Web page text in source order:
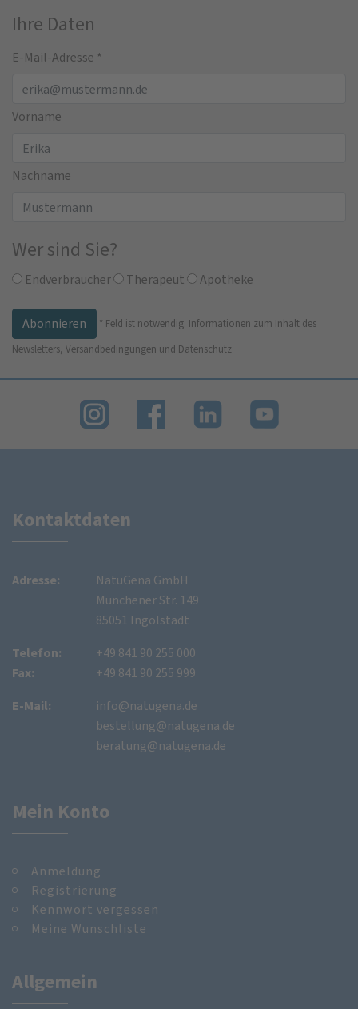
Ihre Daten
E-Mail-Adresse *
Vorname
Nachname
Wer sind Sie?
Endverbraucher Therapeut Apotheke
* Feld ist notwendig. Informationen zum Inhalt des
Newsletters, Versandbedingungen und Datenschutz
Kontaktdaten
Adresse:
NatuGena GmbH
Münchener Str. 149
85051 Ingolstadt
Telefon:
Fax:
+49 841 90 255 000
+49 841 90 255 999
E-Mail:
info@natugena.de
bestellung@natugena.de
beratung@natugena.de
Mein Konto
Anmeldung
Registrierung
Kennwort vergessen
Meine Wunschliste
Allgemein